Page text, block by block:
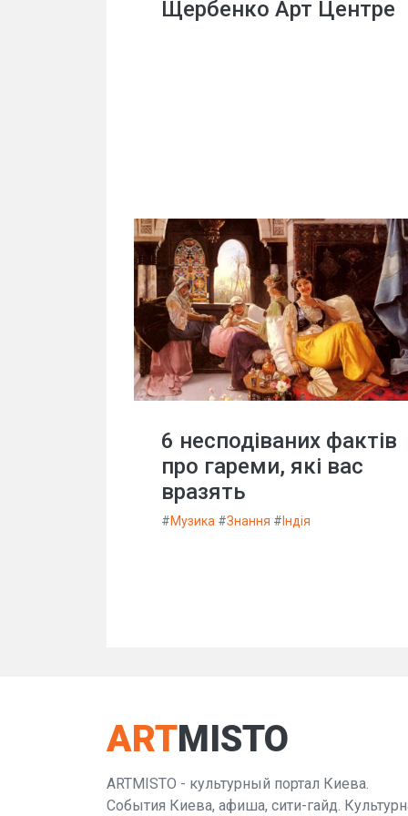
Щербенко Арт Центре
6 несподіваних фактів
про гареми, які вас
вразять
#Музика #Знання # Індія
ARTMISTO
ARTMISTO - культурный портал Киева.
События Киева, афиша, сити-гайд.